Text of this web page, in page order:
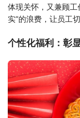
体现关怀，又兼顾
实”的浪费，让员工
个性化福利：彰